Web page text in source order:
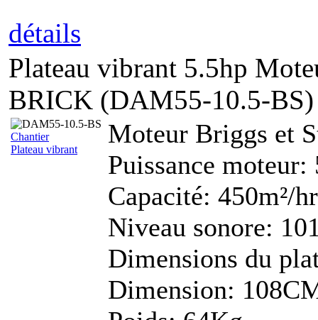
détails
Plateau vibrant 5.5hp
BRICK (DAM55-10.5-BS)
Chantier
Plateau vibrant
Moteur Briggs et
Puissance moteur:
Capacité: 450m²/hr
Niveau sonore:
Dimensions du
Dimension: